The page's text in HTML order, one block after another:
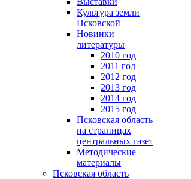
Культура земли
Псковской
Новинки
литературы
2010 год
2011 год
2012 год
2013 год
2014 год
2015 год
Псковская область
на страницах
центральных газет
Методические
материалы
Псковская область